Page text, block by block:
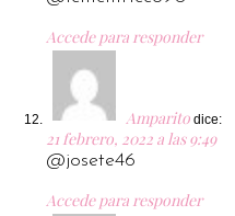
Accede para responder
Amparito dice:
21 febrero, 2022 a las 9:49
@josete46
Accede para responder